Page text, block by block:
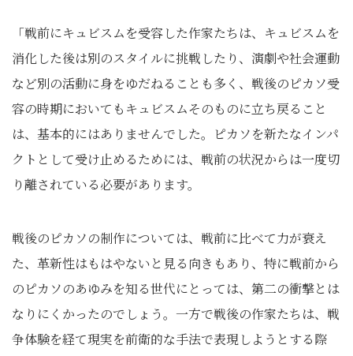
「戦前にキュビスムを受容した作家たちは、キュビスムを
消化した後は別のスタイルに挑戦したり、演劇や社会運動
など別の活動に身をゆだねることも多く、戦後のピカソ受
容の時期においてもキュビスムそのものに立ち戻ること
は、基本的にはありませんでした。ピカソを新たなインパ
クトとして受け止めるためには、戦前の状況からは一度切
り離されている必要があります。
戦後のピカソの制作については、戦前に比べて力が衰え
た、革新性はもはやないと見る向きもあり、特に戦前から
のピカソのあゆみを知る世代にとっては、第二の衝撃とは
なりにくかったのでしょう。一方で戦後の作家たちは、戦
争体験を経て現実を前衛的な手法で表現しようとする際